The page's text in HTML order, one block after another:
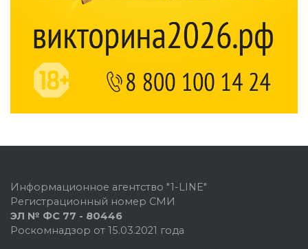
Информационное агентство "1-LINE"
Регистрационный номер СМИ
ЭЛ № ФС 77 - 80446
Роскомнадзор от 15.03.2021 года